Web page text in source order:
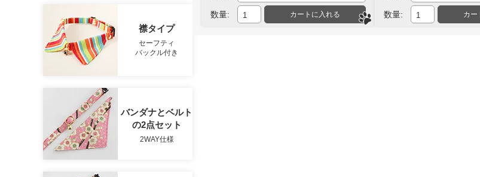
襟タイプ
セーフティ
バックル付き
バンダナとベルト
の2点セット
2WAY仕様
数量: 数量: